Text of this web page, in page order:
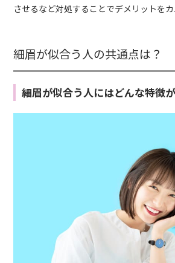
させるなど対処することでデメリットをカ
細眉が似合う人の共通点は？
細眉が似合う人にはどんな特徴